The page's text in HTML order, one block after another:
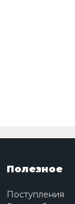
Полезное
Поступления